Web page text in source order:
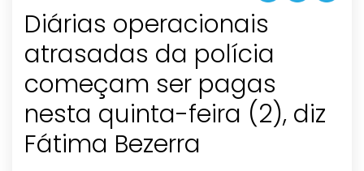
Diárias operacionais
atrasadas da polícia
começam ser pagas
nesta quinta-feira (2), diz
Fátima Bezerra